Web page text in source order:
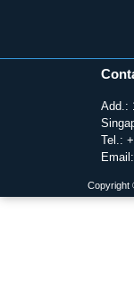
Add.:
Tel.:
Copyright